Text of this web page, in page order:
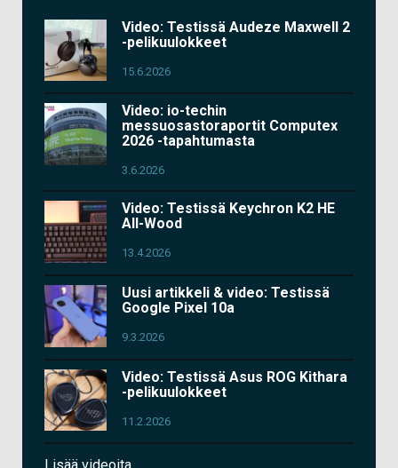
Video: Testissä Audeze Maxwell 2
-pelikuulokkeet
15.6.2026
Video: io-techin
messuosastoraportit Computex
2026 -tapahtumasta
3.6.2026
Video: Testissä Keychron K2 HE
All-Wood
13.4.2026
Uusi artikkeli & video: Testissä
Google Pixel 10a
9.3.2026
Video: Testissä Asus ROG Kithara
-pelikuulokkeet
11.2.2026